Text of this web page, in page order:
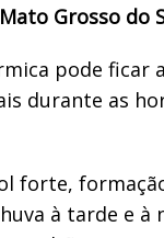
Grosso do
pode ficar
durante as
forte,
à tarde e à